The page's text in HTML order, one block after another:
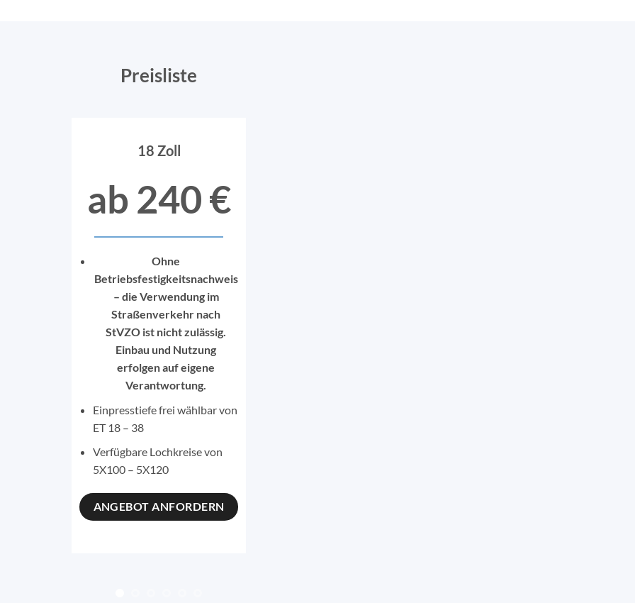
Preisliste
18 Zoll
ab 240 €
Ohne
Betriebsfestigkeitsnachweis
– die Verwendung im
Straßenverkehr nach
StVZO ist nicht zulässig.
Einbau und Nutzung
erfolgen auf eigene
Verantwortung.
Einpresstiefe frei wählbar von
ET 18 – 38
Verfügbare Lochkreise von
5X100 – 5X120
ANGEBOT ANFORDERN